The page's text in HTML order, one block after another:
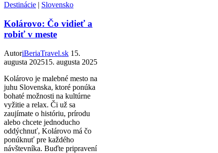
Destinácie | Slovensko
Kolárovo: Čo vidieť a
robiť v meste
AutoriBeriaTravel.sk 15.
augusta 202515. augusta 2025
Kolárovo je malebné mesto na
juhu Slovenska, ktoré ponúka
bohaté možnosti na kultúrne
vyžitie a relax. Či už sa
zaujímate o históriu, prírodu
alebo chcete jednoducho
oddýchnuť, Kolárovo má čo
ponúknuť pre každého
návštevníka. Buďte pripravení